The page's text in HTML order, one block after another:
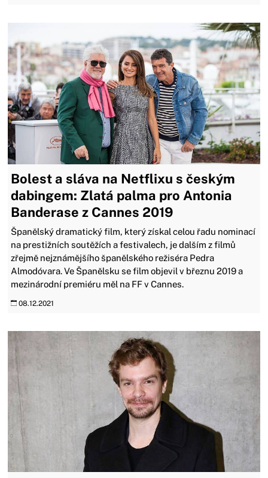
Bolest a sláva na Netflixu s českým
dabingem: Zlatá palma pro Antonia
Banderase z Cannes 2019
Španělský dramatický film, který získal celou řadu nominací
na prestižních soutěžích a festivalech, je dalším z filmů
zřejmě nejznámějšího španělského režiséra Pedra
Almodóvara. Ve Španělsku se film objevil v březnu 2019 a
mezinárodní premiéru měl na FF v Cannes.
08.12.2021